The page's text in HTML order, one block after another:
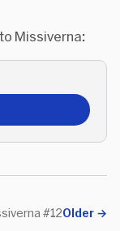
Missiverna:
Older →
#12